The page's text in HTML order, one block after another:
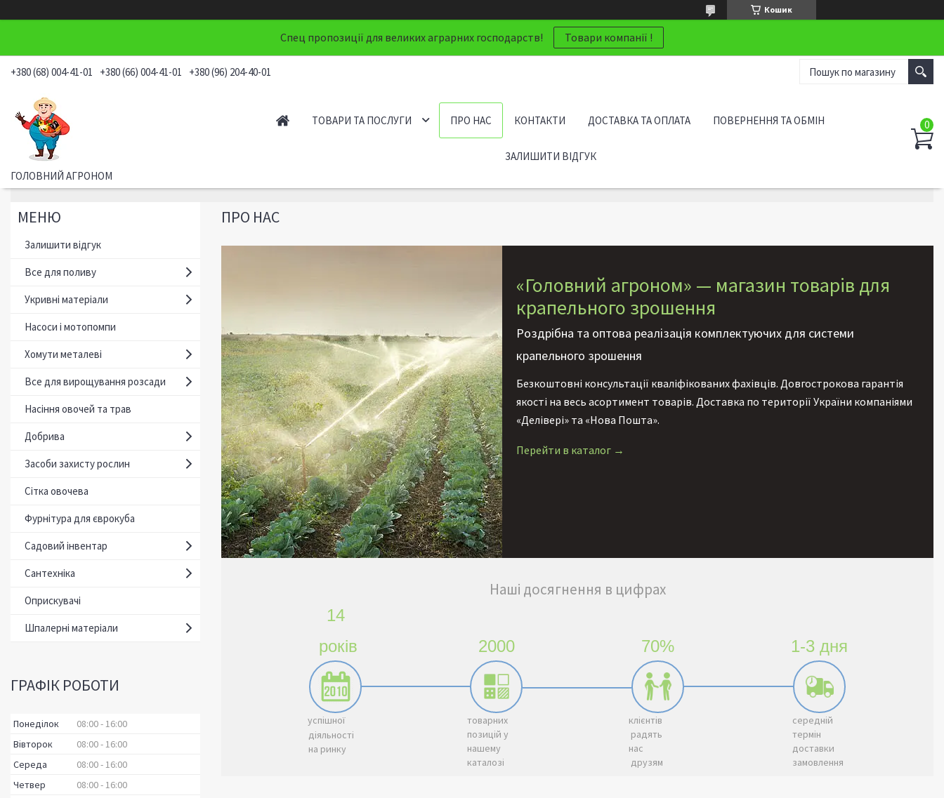
Кошик
Спец пропозиції для великих аграрних господарств! Товари компанії !
+380 (68) 004-41-01 +380 (66) 004-41-01 +380 (96) 204-40-01
ГОЛОВНИЙ АГРОНОМ
ТОВАРИ ТА ПОСЛУГИ ПРО НАС КОНТАКТИ ДОСТАВКА ТА ОПЛАТА ПОВЕРНЕННЯ ТА ОБМІН
ЗАЛИШИТИ ВІДГУК
ПРО НАС
«Головний агроном» — магазин товарів для
крапельного зрошення
Роздрібна та оптова реалізація комплектуючих для системи
крапельного зрошення
Безкоштовні консультації кваліфікованих фахівців. Довгострокова гарантія
якості на весь асортимент товарів. Доставка по території України компаніями
«Делівері» та «Нова Пошта».
Перейти в каталог →
Наші досягнення в цифрах
14
років
успішної
діяльності
на ринку
2000
товарних
позицій у
нашему
каталозі
70%
клієнтів
радять
нас
друзям
1-3 дня
середній
термін
доставки
замовлення
Залишити відгук
Все для поливу
Укривні матеріали
Насоси і мотопомпи
Хомути металеві
Все для вирощування розсади
Насіння овочей та трав
Добрива
Засоби захисту рослин
Сітка овочева
Фурнітура для єврокуба
Садовий інвентар
Сантехніка
Оприскувачі
Шпалерні матеріали
ГРАФІК РОБОТИ
Понеділок 08:00 16:00
Вівторок
08:00 16:00
Середа
08:00 16:00
Четвер
08:00 16:00